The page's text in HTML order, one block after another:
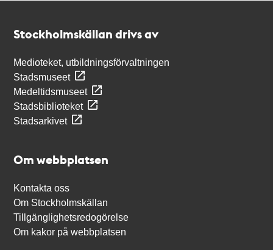
Stockholmskällan drivs av
Medioteket, utbildningsförvaltningen
Stadsmuseet
Medeltidsmuseet
Stadsbiblioteket
Stadsarkivet
Om webbplatsen
Kontakta oss
Om Stockholmskällan
Tillgänglighetsredogörelse
Om kakor på webbplatsen